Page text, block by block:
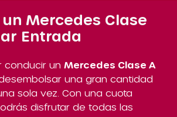
Mercedes Clase
Entrada
conducir un Mercedes Clase A
una gran cantidad
sola vez. Con una cuota
disfrutar de todas las